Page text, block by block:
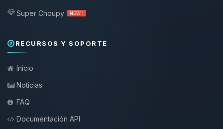
Super Choupy NEW !
RECURSOS Y SOPORTE
Inicio
Noticias
FAQ
Documentación API